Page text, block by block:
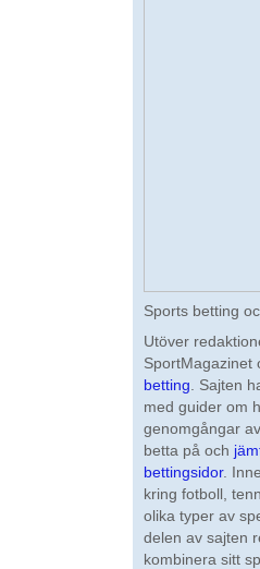
Sports betting
Utöver
SportMagazinet
betting . Sajten
med guider om
genomgångar
betta på och
bettingsidor.
kring fotboll,
olika typer av
delen av sajten
kombinera sitt